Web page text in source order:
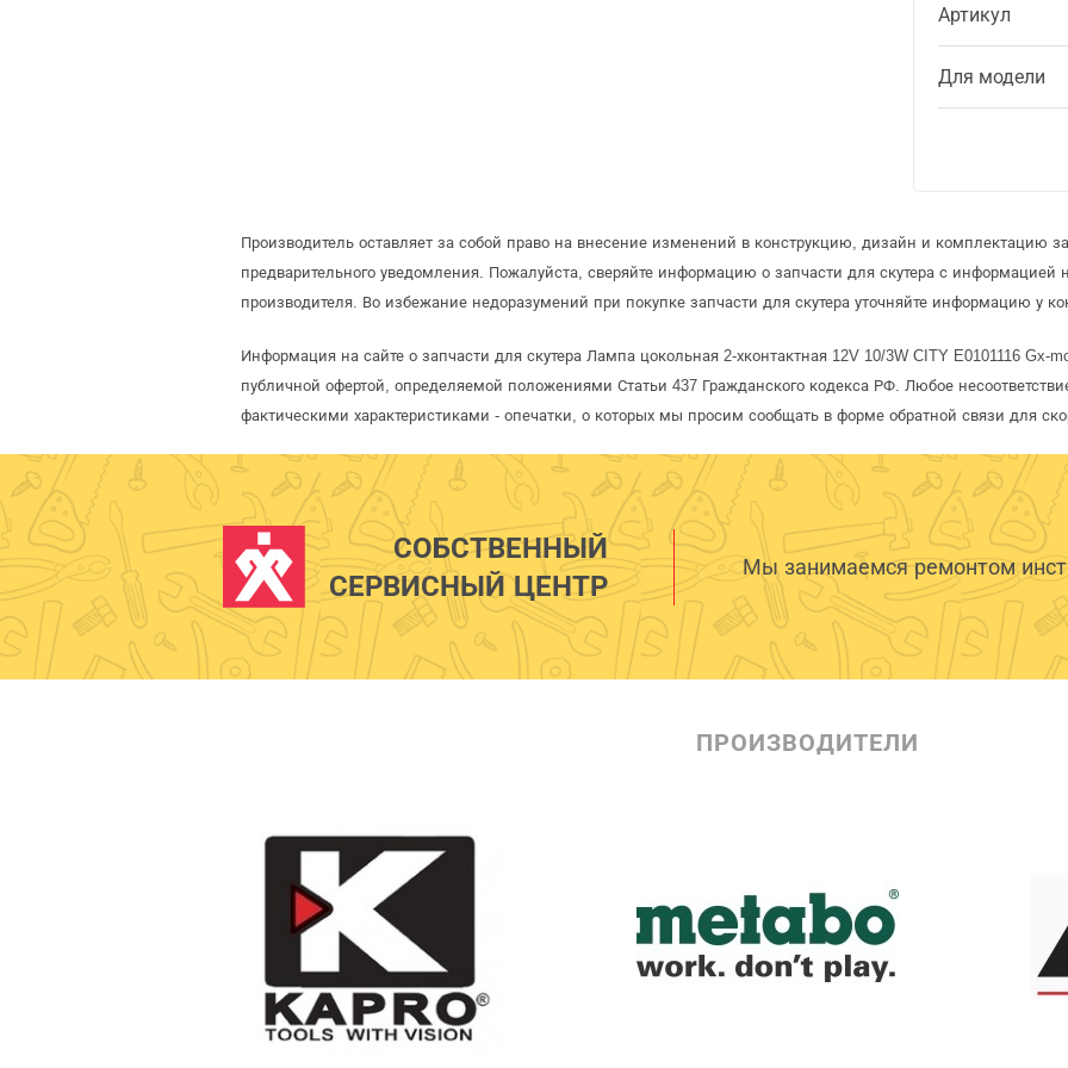
Артикул
Для модели
Производитель оставляет за собой право на внесение изменений в конструкцию, дизайн и комплектацию
предварительного уведомления. Пожалуйста, сверяйте информацию о запчасти для скутера с
производителя. Во избежание недоразумений при покупке запчасти для скутера уточняйте информацию у
Информация на сайте о запчасти для скутера Лампа цокольная 2-хконтактная 12V 10/3W CITY E0101116 Gx-
публичной офертой, определяемой положениями Статьи 437 Гражданского кодекса РФ. Любое
фактическими характеристиками - опечатки, о которых мы просим сообщать в форме обратной связи для
СОБСТВЕННЫЙ
СЕРВИСНЫЙ ЦЕНТР
Мы занимаемся ремонтом
ПРОИЗВОДИТЕЛИ